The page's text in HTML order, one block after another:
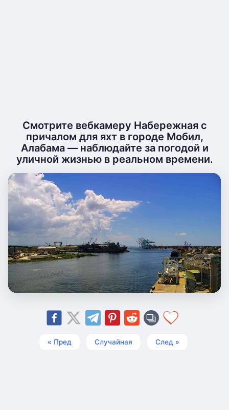
Смотрите вебкамеру Набережная с
причалом для яхт в городе Мобил,
Алабама — наблюдайте за погодой и
уличной жизнью в реальном времени.
« Пред Случайная След »